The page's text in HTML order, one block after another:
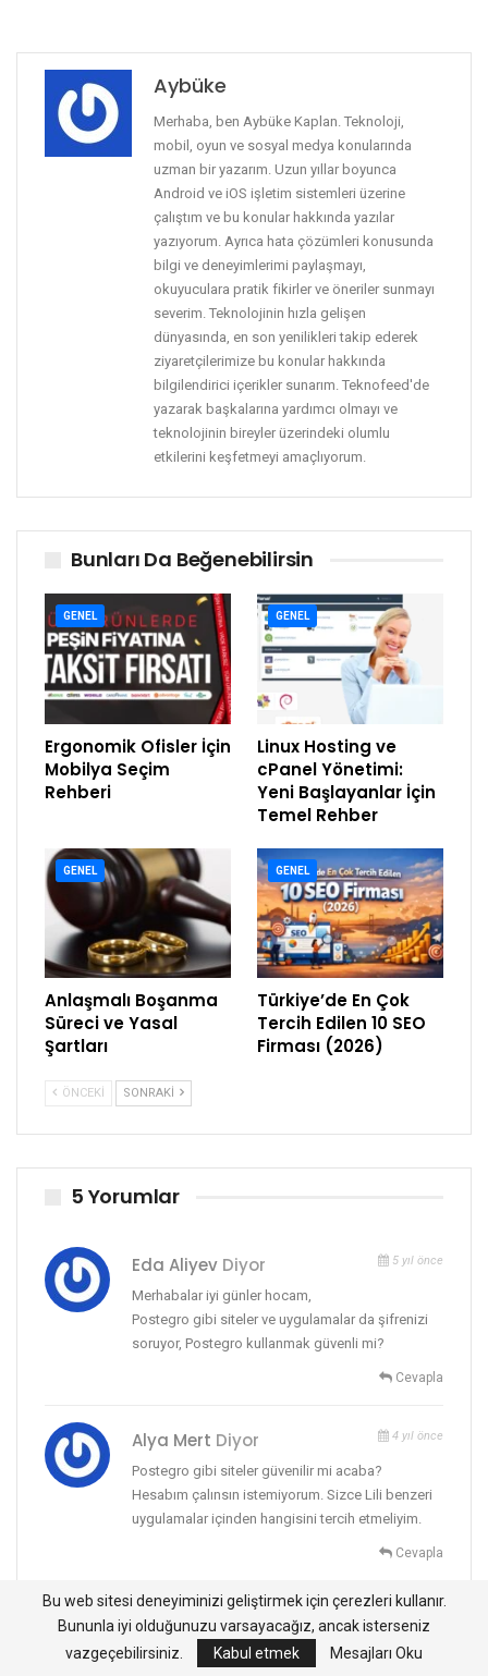
Aybüke
Merhaba, ben Aybüke Kaplan. Teknoloji,
mobil, oyun ve sosyal medya konularında
uzman bir yazarım. Uzun yıllar boyunca
Android ve iOS işletim sistemleri üzerine
çalıştım ve bu konular hakkında yazılar
yazıyorum. Ayrıca hata çözümleri konusunda
bilgi ve deneyimlerimi paylaşmayı,
okuyuculara pratik fikirler ve öneriler sunmayı
severim. Teknolojinin hızla gelişen
dünyasında, en son yenilikleri takip ederek
ziyaretçilerimize bu konular hakkında
bilgilendirici içerikler sunarım. Teknofeed'de
yazarak başkalarına yardımcı olmayı ve
teknolojinin bireyler üzerindeki olumlu
etkilerini keşfetmeyi amaçlıyorum.
Bunları Da Beğenebilirsin
GENEL
Ergonomik Ofisler İçin
Mobilya Seçim
Rehberi
GENEL
Linux Hosting ve
cPanel Yönetimi:
Yeni Başlayanlar İçin
Temel Rehber
GENEL
Anlaşmalı Boşanma
Süreci ve Yasal
Şartları
GENEL
Türkiye’de En Çok
Tercih Edilen 10 SEO
Firması (2026)
ÖNCEKI SONRAKI
5 Yorumlar
Eda Aliyev Diyor 5 yıl önce
Merhabalar iyi günler hocam,
Postegro gibi siteler ve uygulamalar da şifrenizi
soruyor, Postegro kullanmak güvenli mi?
Cevapla
Alya Mert Diyor 4 yıl önce
Postegro gibi siteler güvenilir mi acaba?
Hesabım çalınsın istemiyorum. Sizce Lili benzeri
uygulamalar içinden hangisini tercih etmeliyim.
Cevapla
NahirepDiyor
Merhaba postegro kullanıyorum ama
hesabınız çalınıyor farklı bı fake hesap ile
Bu web sitesi deneyiminizi geliştirmek için çerezleri kullanır.
Bununla iyi olduğunuzu varsayacağız, ancak isterseniz
vazgeçebilirsiniz.
Kabul etmek Mesajları Oku